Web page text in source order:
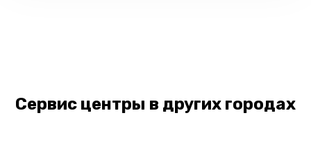
Сервис центры в других городах